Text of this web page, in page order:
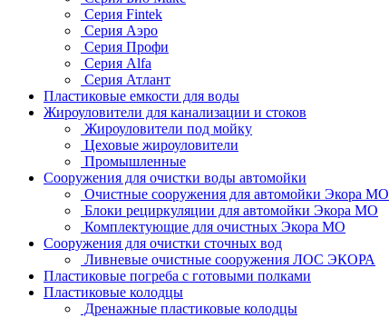
Серия Fintek
Серия Аэро
Серия Профи
Серия Alfa
Серия Атлант
Пластиковые емкости для воды
Жироуловители для канализации и стоков
Жироуловители под мойку
Цеховые жироуловители
Промышленные
Сооружения для очистки воды автомойки
Очистные сооружения для автомойки Экора МО
Блоки рециркуляции для автомойки Экора МО
Комплектующие для очистных Экора МО
Сооружения для очистки сточных вод
Ливневые очистные сооружения ЛОС ЭКОРА
Пластиковые погреба с готовыми полками
Пластиковые колодцы
Дренажные пластиковые колодцы